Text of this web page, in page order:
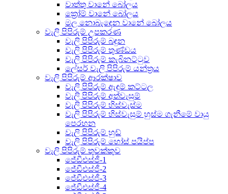
වාත්තු වානේ බෝලය
ක්‍රෝම් වානේ බෝලය
මල නොබැඳෙන වානේ බෝලය
වැලි පිපිරුම් උපකරණ
වැලි පිපිරුම් බඳුන
වැලි පිපිරුම් තුණ්ඩය
වැලි පිපිරුම් කැබිනට්ටුව
ලේසර් වැලි පිපිරුම් යන්ත්‍රය
වැලි පිපිරුම් ආරක්ෂාව
වැලි පිපිරුම් ඇඳුම් කට්ටල
වැලි පිපිරුම් අත්වැසුම්
වැලි පිපිරුම් හිස්වැස්ම
වැලි පිපිරුම් හිස්වැසුම් හුස්ම ගැනීමේ වායු
පෙරහන
වැලි පිපිරුම් හුඩ්
වැලි පිපිරුම් හෝස් පයිප්ප
වැලි පිපිරුම් තුවක්කුව
ජේඩීඑස්ජී-1
ජේඩීඑස්ජී-2
ජේඩීඑස්ජී-3
ජේඩීඑස්ජී-4